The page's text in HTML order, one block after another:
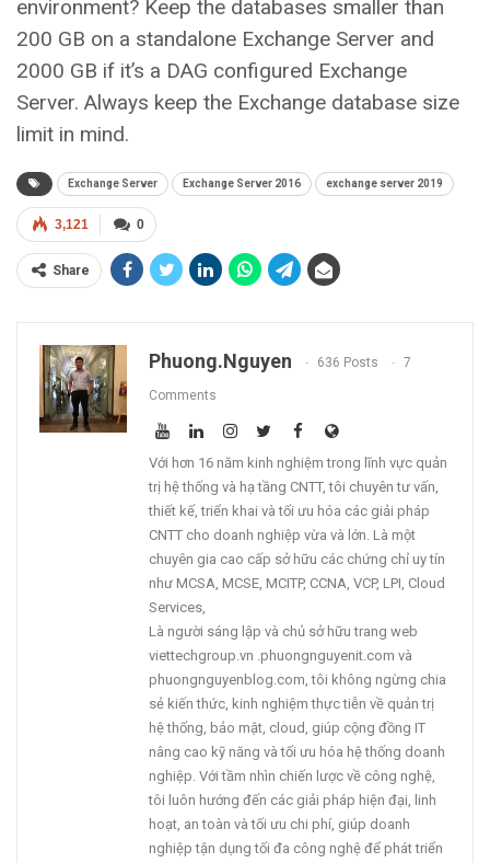
environment? Keep the databases smaller than
200 GB on a standalone Exchange Server and
2000 GB if it’s a DAG configured Exchange
Server. Always keep the Exchange database size
limit in mind.
Exchange Server Exchange Server 2016 exchange server 2019
0
3,121
Share
Phuong.nguyen 636 Posts 7
Comments
Với hơn 16 năm kinh nghiệm trong lĩnh vực quản
trị hệ thống và hạ tầng CNTT, tôi chuyên tư vấn,
thiết kế, triển khai và tối ưu hóa các giải pháp
CNTT cho doanh nghiệp vừa và lớn. Là một
chuyên gia cao cấp sở hữu các chứng chỉ uy tín
như MCSA, MCSE, MCITP, CCNA, VCP, LPI, Cloud
Services,
Là người sáng lập và chủ sở hữu trang web
viettechgroup.vn .phuongnguyenit.com và
phuongnguyenblog.com, tôi không ngừng chia
sẻ kiến thức, kinh nghiệm thực tiễn về quản trị
hệ thống, bảo mật, cloud, giúp cộng đồng IT
nâng cao kỹ năng và tối ưu hóa hệ thống doanh
nghiệp. Với tầm nhìn chiến lược về công nghệ,
tôi luôn hướng đến các giải pháp hiện đại, linh
hoạt, an toàn và tối ưu chi phí, giúp doanh
nghiệp tận dụng tối đa công nghệ để phát triển